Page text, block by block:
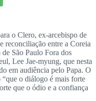
o Clero, ex-arcebispo de
reconciliação entre a Coreia
São Paulo Fora dos
Lee Jae-myung, que nesta
em audiência pelo Papa. O
o diálogo é mais forte
que o ódio e a confiança